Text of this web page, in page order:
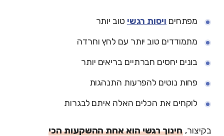
מפתחים ויסות רגשי טוב יותר
מתמודדים טוב יותר עם לחץ וחרדה
בונים יחסים חברתיים בריאים יותר
פחות נוטים להפרעות התנהגות
לוקחים את הכלים האלה איתם לבגרות
בקיצור, חינוך רגשי הוא אחת ההשקעות הכי